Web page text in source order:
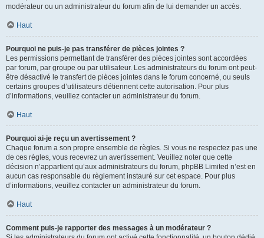
modérateur ou un administrateur du forum afin de lui demander un accès.
Haut
Pourquoi ne puis-je pas transférer de pièces jointes ?
Les permissions permettant de transférer des pièces jointes sont accordées
par forum, par groupe ou par utilisateur. Les administrateurs du forum ont peut-
être désactivé le transfert de pièces jointes dans le forum concerné, ou seuls
certains groupes d’utilisateurs détiennent cette autorisation. Pour plus
d’informations, veuillez contacter un administrateur du forum.
Haut
Pourquoi ai-je reçu un avertissement ?
Chaque forum a son propre ensemble de règles. Si vous ne respectez pas une
de ces règles, vous recevrez un avertissement. Veuillez noter que cette
décision n’appartient qu’aux administrateurs du forum, phpBB Limited n’est en
aucun cas responsable du règlement instauré sur cet espace. Pour plus
d’informations, veuillez contacter un administrateur du forum.
Haut
Comment puis-je rapporter des messages à un modérateur ?